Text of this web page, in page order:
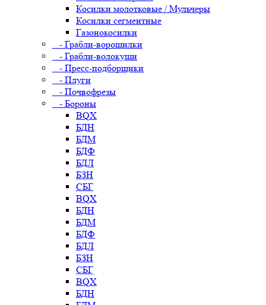
Косилки молотковые / Мульчеры
Косилки сегментные
Газонокосилки
- Грабли-ворошилки
- Грабли-волокуши
- Пресс-подборщики
- Плуги
- Почвофрезы
- Бороны
BQX
БДН
БДМ
БДФ
БДЛ
БЗН
СБГ
BQX
БДН
БДМ
БДФ
БДЛ
БЗН
СБГ
BQX
БДН